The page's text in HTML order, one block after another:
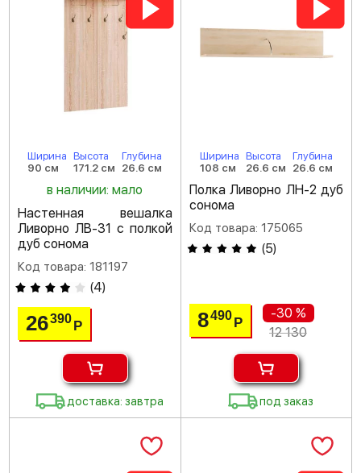
Ширина
90 см
Высота
171.2 см
Глубина
26.6 см
в наличии: мало
Настенная вешалка
Ливорно ЛВ-31 с полкой
дуб сонома
Код товара: 181197
(4)
26390Р
доставка: завтра
Ширина
108 см
Высота
26.6 см
Глубина
26.6 см
Полка Ливорно ЛН-2 дуб
сонома
Код товара: 175065
(5)
8490 Р
-30 %
12 130
под заказ